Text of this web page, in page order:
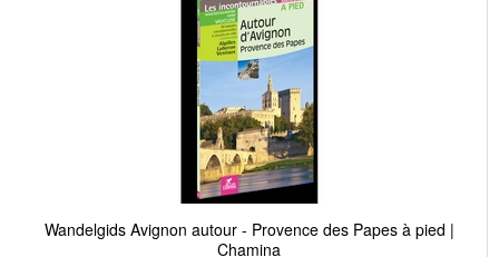
Wandelgids Avignon autour - Provence des Papes à pied |
Chamina